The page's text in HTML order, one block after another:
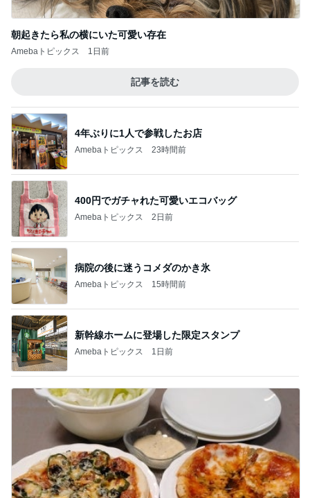
朝起きたら私の横にいた可愛い存在
Amebaトピックス 1日前
記事を読む
4年ぶりに1人で参戦したお店
Amebaトピックス 23時間前
400円でガチャれた可愛いエコバッグ
Amebaトピックス 2日前
病院の後に迷うコメダのかき氷
Amebaトピックス 15時間前
新幹線ホームに登場した限定スタンプ
Amebaトピックス 1日前